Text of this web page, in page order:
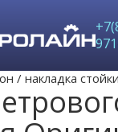
/ накладка